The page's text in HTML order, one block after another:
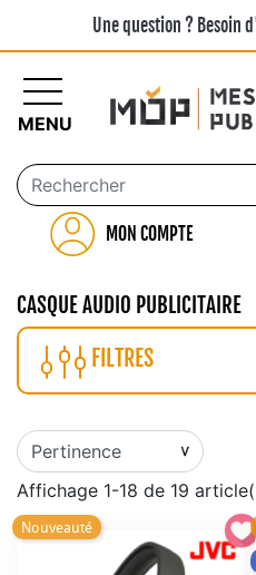
Une question ? Besoin
MON COMPTE
MENU
CASQUE AUDIO PUBLICITAIRE
FILTRES
Affichage 1-18 de 19
Nouveauté